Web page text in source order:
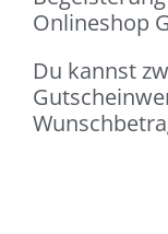
Onlineshop
Du kannst